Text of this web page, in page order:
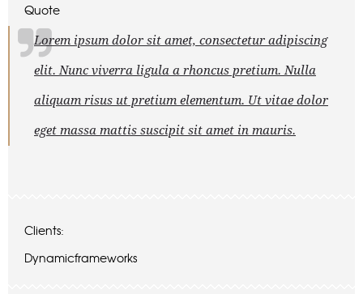
Quote
Lorem ipsum dolor sit amet, consectetur adipiscing
elit. Nunc viverra ligula a rhoncus pretium. Nulla
aliquam risus ut pretium elementum. Ut vitae dolor
eget massa mattis suscipit sit amet in mauris.
Clients:
Dynamicframeworks